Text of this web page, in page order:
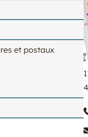
et postaux